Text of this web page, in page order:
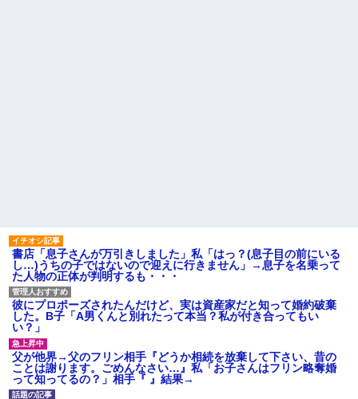
書店「息子さんが万引きしました」私「はっ？(息子目の前にいる
し…)うちの子ではないので迎えに行きません」→息子を名乗って
た人物の正体が判明するも・・・
彼にプロポーズされたんだけど、実は資産家だと知って婚約破棄
した。B子「A男くんと別れたって本当？私が付き合ってもい
い？」
父が他界→父のフリン相手『どうか相続を放棄して下さい、昔の
ことは謝ります。ごめんなさい…』私「お子さんはフリン略奪婚
って知ってるの？」相手『 』結果→